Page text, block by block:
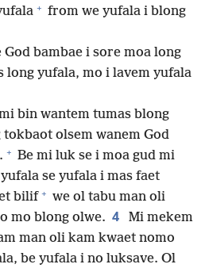
+ from we yufala i blong
bambae i sore moa long
long yufala, mo i lavem yufala
bin wantem tumas blong
olsem wanem God
+ Be mi luk se i moa gud mi
se yufala i mas faet
bilif + we ol tabu man oli
mo blong olwe. 4
Mi mekem
man oli kam kwaet nomo
be yufala i no luksave. Ol